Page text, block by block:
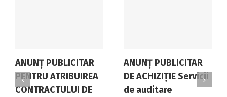
ANUNȚ PUBLICITAR
PENTRU ATRIBUIREA
CONTRACTULUI DE
ANUNŢ PUBLICITAR
DE ACHIZIŢIE Servicii
de auditare